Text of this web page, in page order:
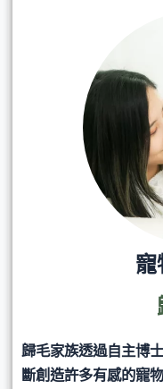
寵
歸毛家族透過自主博
斷創造許多有感的寵